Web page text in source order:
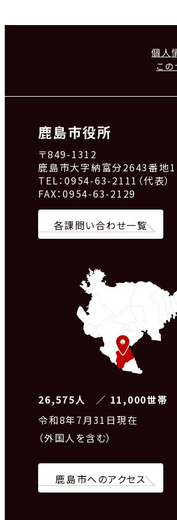
個人
この
鹿島市役所
〒849-1312
鹿島市大字納富分2643番地1
TEL：0954-63-2111（代表）
FAX：0954-63-2129
各課問い合わせ一覧
26,575人 ／ 11,000世帯
令和8年7月31日現在
（外国人を含む）
鹿島市へのアクセス